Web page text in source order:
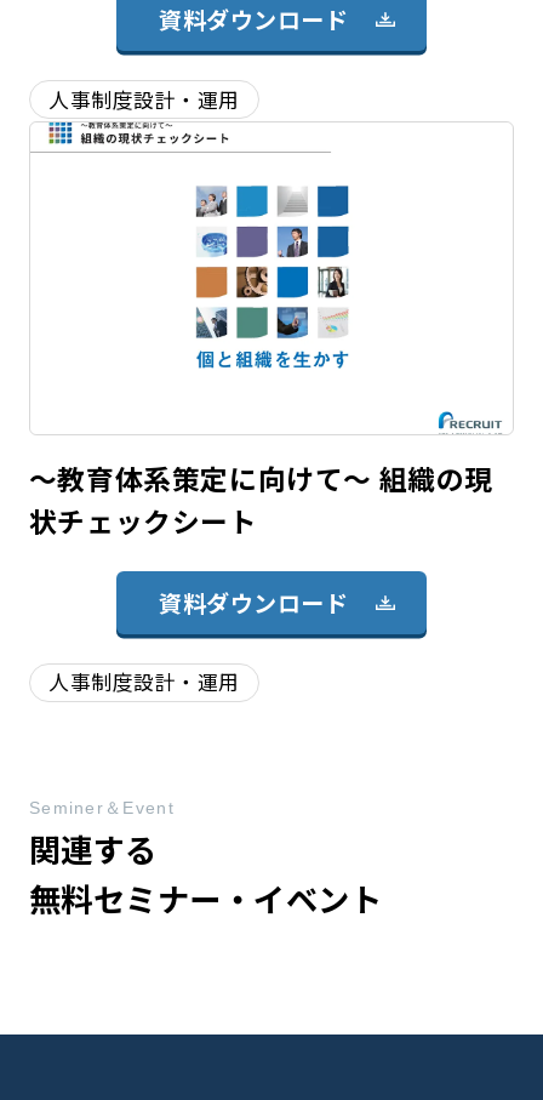
資料ダウンロード
人事制度設計・運用
～教育体系策定に向けて～ 組織の現
状チェックシート
資料ダウンロード
人事制度設計・運用
関連する
無料セミナー・イベント
Seminer＆Event